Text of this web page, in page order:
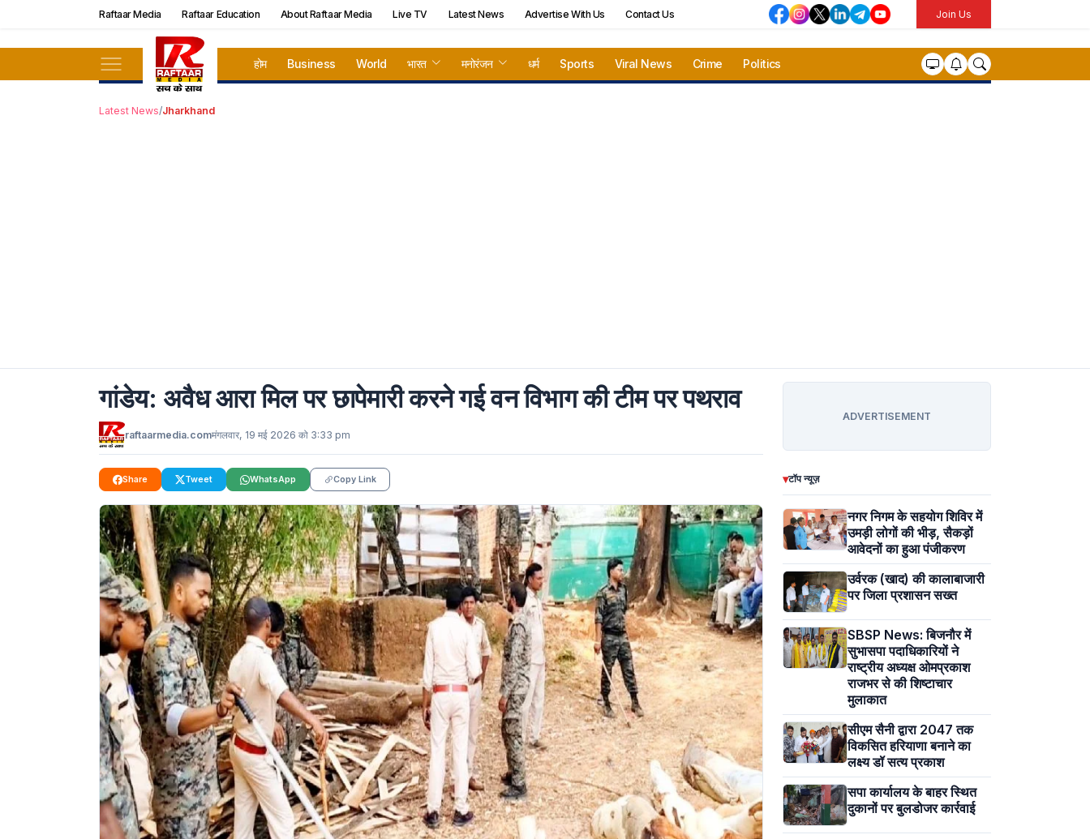
Join Us
Raftaar Media Raftaar Education About Raftaar Media Live TV Latest News Advertise With Us Contact Us
होम Business World भारत मनोरंजन धर्म Sports Viral News Crime Politics
Latest News/Jharkhand
गांडेय: अवैध आरा मिल पर छापेमारी करने गई वन विभाग की टीम पर पथराव
raftaarmedia.comमंगलवार, 19 मई 2026 को 3:33 pm
Share Tweet WhatsApp Copy Link
ADVERTISEMENT
▾टॉप न्यूज़
नगर निगम के सहयोग शिविर में
उमड़ी लोगों की भीड़, सैकड़ों
आवेदनों का हुआ पंजीकरण
उर्वरक (खाद) की कालाबाजारी
पर जिला प्रशासन सख्त
SBSP News: बिजनौर में
सुभासपा पदाधिकारियों ने
राष्ट्रीय अध्यक्ष ओमप्रकाश
राजभर से की शिष्टाचार
मुलाकात
सीएम सैनी द्वारा 2047 तक
विकसित हरियाणा बनाने का
लक्ष्य डॉ सत्य प्रकाश
सपा कार्यालय के बाहर स्थित
दुकानों पर बुलडोजर कार्रवाई